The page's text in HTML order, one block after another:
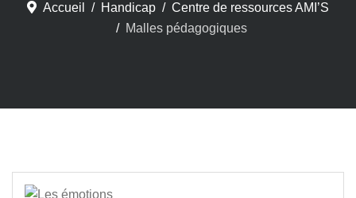
Accueil Handicap
Centre de ressources AMI’S
Malles pédagogiques